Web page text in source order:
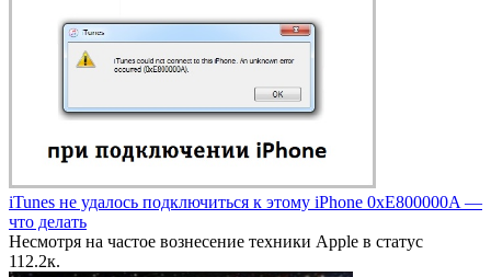
iTunes не удалось подключиться к этому iPhone 0xE800000A —
что делать
Несмотря на частое вознесение техники Apple в статус
112.2к.